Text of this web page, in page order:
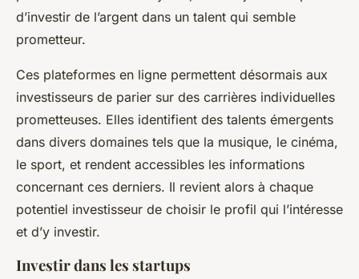
d’investir de l’argent dans un talent qui semble
prometteur.
Ces plateformes en ligne permettent désormais aux
investisseurs de parier sur des carrières individuelles
prometteuses. Elles identifient des talents émergents
dans divers domaines tels que la musique, le cinéma,
le sport, et rendent accessibles les informations
concernant ces derniers. Il revient alors à chaque
potentiel investisseur de choisir le profil qui l’intéresse
et d’y investir.
Investir dans les startups